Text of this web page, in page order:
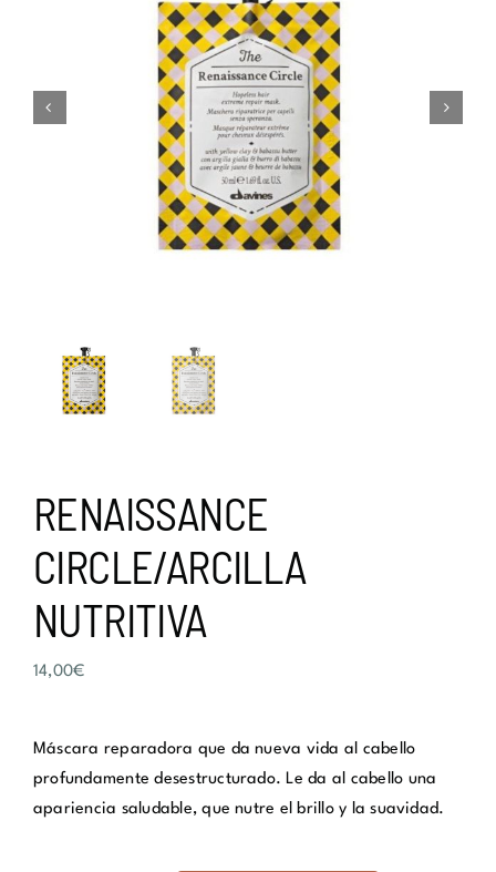
RENAISSANCE
CIRCLE/ARCILLA
NUTRITIVA
14,00€
Máscara reparadora que da nueva vida al cabello
profundamente desestructurado. Le da al cabello una
apariencia saludable, que nutre el brillo y la suavidad.